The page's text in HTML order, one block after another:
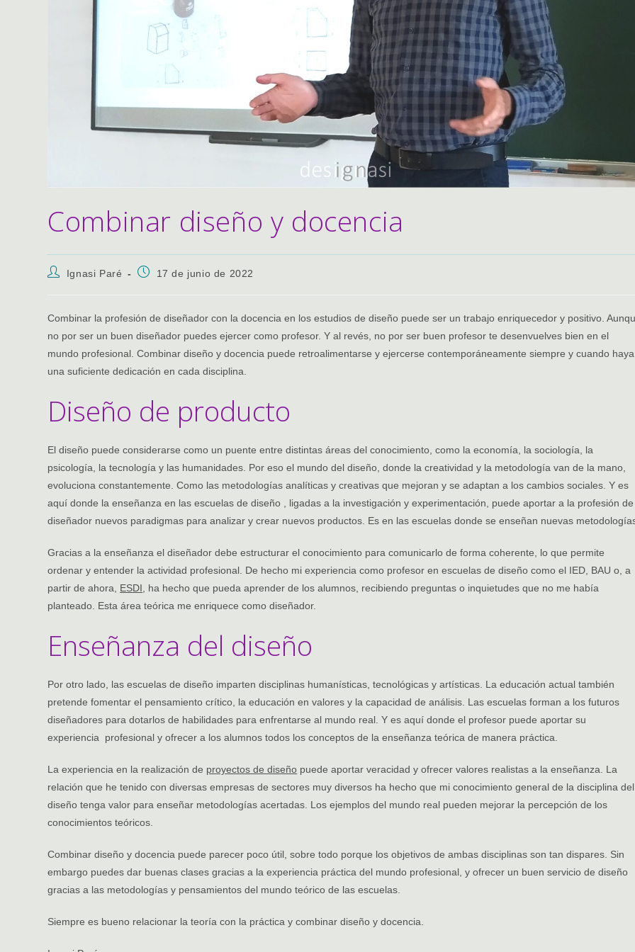
Combinar diseño y docencia
AutorIgnasi Paré
Publicación
17 de junio de 2022
Combinar la profesión de diseñador con la docencia en los estudios de diseño puede ser un trabajo enriquecedor y positivo.
no por ser un buen diseñador puedes ejercer como profesor. Y al revés, no por ser buen profesor te desenvuelves bien en el
mundo profesional. Combinar diseño y docencia puede retroalimentarse y ejercerse contemporáneamente siempre y cuando haya
una suficiente dedicación en cada disciplina.
Diseño de producto
El diseño puede considerarse como un puente entre distintas áreas del conocimiento, como la economía, la sociología, la
psicología, la tecnología y las humanidades. Por eso el mundo del diseño, donde la creatividad y la metodología van de la mano,
evoluciona constantemente. Como las metodologías analíticas y creativas que mejoran y se adaptan a los cambios sociales. Y es
aquí donde la enseñanza en las escuelas de diseño , ligadas a la investigación y experimentación, puede aportar a la profesión de
diseñador nuevos paradigmas para analizar y crear nuevos productos. Es en las escuelas donde se enseñan nuevas
Gracias a la enseñanza el diseñador debe estructurar el conocimiento para comunicarlo de forma coherente, lo que permite
ordenar y entender la actividad profesional. De hecho mi experiencia como profesor en escuelas de diseño como el IED, BAU o, a
partir de ahora, ESDI , ha hecho que pueda aprender de los alumnos, recibiendo preguntas o inquietudes que no me había
planteado. Esta área teórica me enriquece como diseñador.
Enseñanza del diseño
Por otro lado, las escuelas de diseño imparten disciplinas humanísticas, tecnológicas y artísticas. La educación actual también
pretende fomentar el pensamiento crítico, la educación en valores y la capacidad de análisis. Las escuelas forman a los futuros
diseñadores para dotarlos de habilidades para enfrentarse al mundo real. Y es aquí donde el profesor puede aportar su
experiencia profesional y ofrecer a los alumnos todos los conceptos de la enseñanza teórica de manera práctica.
La experiencia en la realización de proyectos de diseño puede aportar veracidad y ofrecer valores realistas a la enseñanza. La
relación que he tenido con diversas empresas de sectores muy diversos ha hecho que mi conocimiento general de la disciplina del
diseño tenga valor para enseñar metodologías acertadas. Los ejemplos del mundo real pueden mejorar la percepción de los
conocimientos teóricos.
Combinar diseño y docencia puede parecer poco útil, sobre todo porque los objetivos de ambas disciplinas son tan dispares. Sin
embargo puedes dar buenas clases gracias a la experiencia práctica del mundo profesional, y ofrecer un buen servicio de diseño
gracias a las metodologías y pensamientos del mundo teórico de las escuelas.
Siempre es bueno relacionar la teoría con la práctica y combinar diseño y docencia.